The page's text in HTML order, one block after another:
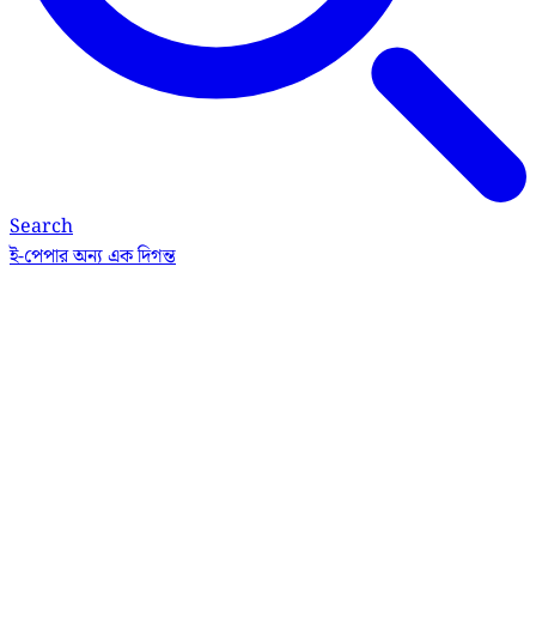
Search
ই-পেপারঅন্য এক দিগন্ত